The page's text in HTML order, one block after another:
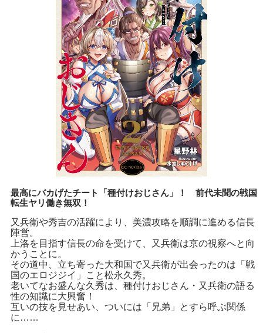
最高にバカげたチート「種付けおじさん」！ 前代未聞の戦国
転生ヤリ働き無双！
又兵衛や秀吉の活躍により、美濃攻略を順調に進める信長
陣営。
上洛を目指す信長の命を受けて、又兵衛は京の視察へと向
かうことに。
その道中、立ち寄った大和国で又兵衛が出会ったのは「戦
国のエロジジイ」こと松永久秀。
老いてなお盛んな久秀は、種付けおじさん・又兵衛の語る
性の知識に大興奮！
互いの技を見せあい、ついには「兄弟」とすら呼ぶ関係
に……